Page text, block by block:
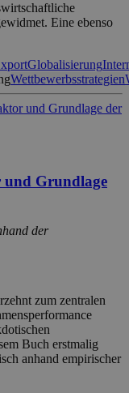
Eine ebenso
Globalisierung
Wettbewerbsstrategien
und Grundlage
der
zum zentralen
Buch erstmalig
anhand empirischer